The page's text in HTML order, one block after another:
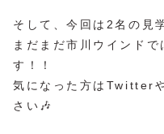
そして、今回は2名の見
まだまだ市川ウインド
す！！
気になった方はTwitter
さい🎶